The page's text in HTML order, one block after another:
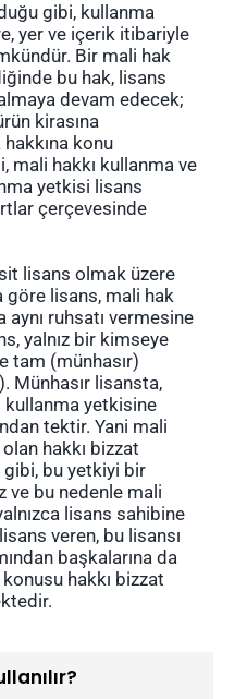
gibi, kullanma
yer ve içerik itibariyle
Bir mali hak
bu hak, lisans
devam edecek;
kirasına
konu
mali hakkı kullanma ve
yetkisi lisans
çerçevesinde
lisans olmak üzere
göre lisans, mali hak
ruhsatı vermesine
yalnız bir kimseye
tam (münhasır)
Münhasır lisansta,
kullanma yetkisine
tektir. Yani mali
hakkı bizzat
gibi, bu yetkiyi bir
ve bu nedenle mali
lisans sahibine
veren, bu lisansı
başkalarına da
hakkı bizzat